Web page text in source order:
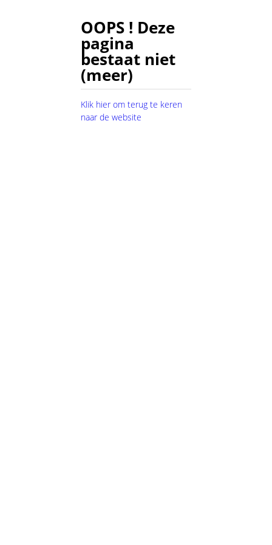
OOPS ! Deze
pagina
bestaat niet
(meer)
Klik hier om terug te keren
naar de website